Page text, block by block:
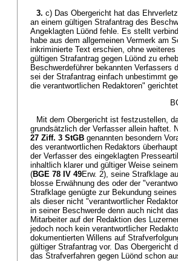
3. c) Das Obergericht hat das
an einem gültigen Strafantrag des
Angeklagten Lüönd fehle. Es stellt
habe aus dem allgemeinen Vermerk am
inkriminierte Text erschien, ohne
gültigen Strafantrag gegen Lüönd zu
Beschwerdeführer bekannten
sei der Strafantrag einfach unbestimmt
die verantwortlichen Redaktoren"
Mit dem Obergericht ist festzustellen,
grundsätzlich der Verfasser allein haftet.
27 Ziff. 3 StGB genannten besondern
des verantwortlichen Redaktors
der Verfasser des eingeklagten
inhaltlich klarer und gültiger Weise
(BGE 78 IV 49Erw. 2), seine Strafklage
blosse Erwähnung des oder der
Strafklage genügte zur Bekundung
als dieser nicht "verantwortlicher
in seiner Beschwerde denn auch nicht
Mitarbeiter auf der Redaktion des
jedoch noch kein verantwortlicher
dokumentierten Willens auf
gültiger Strafantrag vor. Das Obergericht
das Strafverfahren gegen Lüönd schon